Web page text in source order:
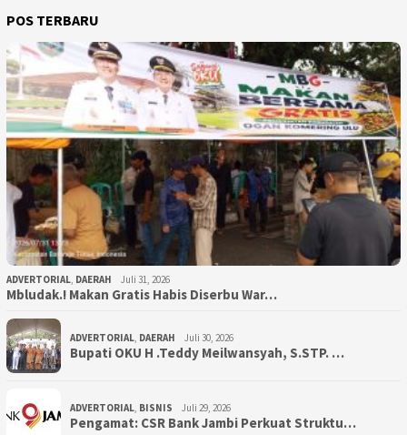
POS TERBARU
ADVERTORIAL, DAERAH Juli 31, 2026
Mbludak.! Makan Gratis Habis Diserbu War…
ADVERTORIAL, DAERAH Juli 30, 2026
Bupati OKU H .Teddy Meilwansyah, S.STP. …
ADVERTORIAL, BISNIS Juli 29, 2026
Pengamat: CSR Bank Jambi Perkuat Struktu…